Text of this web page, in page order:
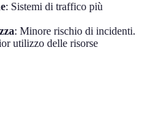
: Sistemi di traffico più
: Minore rischio di incidenti.
utilizzo delle risorse